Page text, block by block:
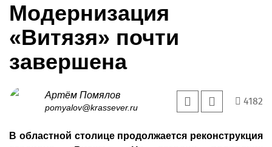
Модернизация
«Витязя» почти
завершена
Артём Помялов
pomyalov@krassever.ru
4182
В областной столице продолжается реконструкция